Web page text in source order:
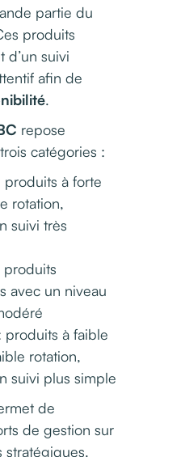
partie du
produits
d’un suivi
afin de
.
repose
catégories :
à forte
rotation,
suivi très
produits
avec un niveau
produits à faible
rotation,
suivi plus simple
de
de gestion sur
stratégiques.